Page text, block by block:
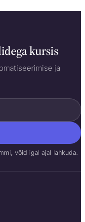
kursis
ja
võid igal ajal lahkuda.